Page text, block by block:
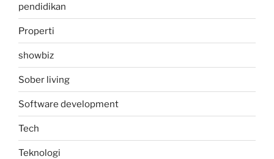
pendidikan
Properti
showbiz
Sober living
Software development
Tech
Teknologi